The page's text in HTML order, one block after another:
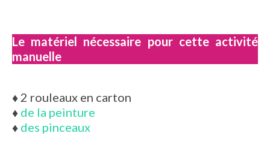
Le matériel nécessaire pour cette activité
manuelle
♦ 2 rouleaux en carton
♦ de la peinture
♦ des pinceaux